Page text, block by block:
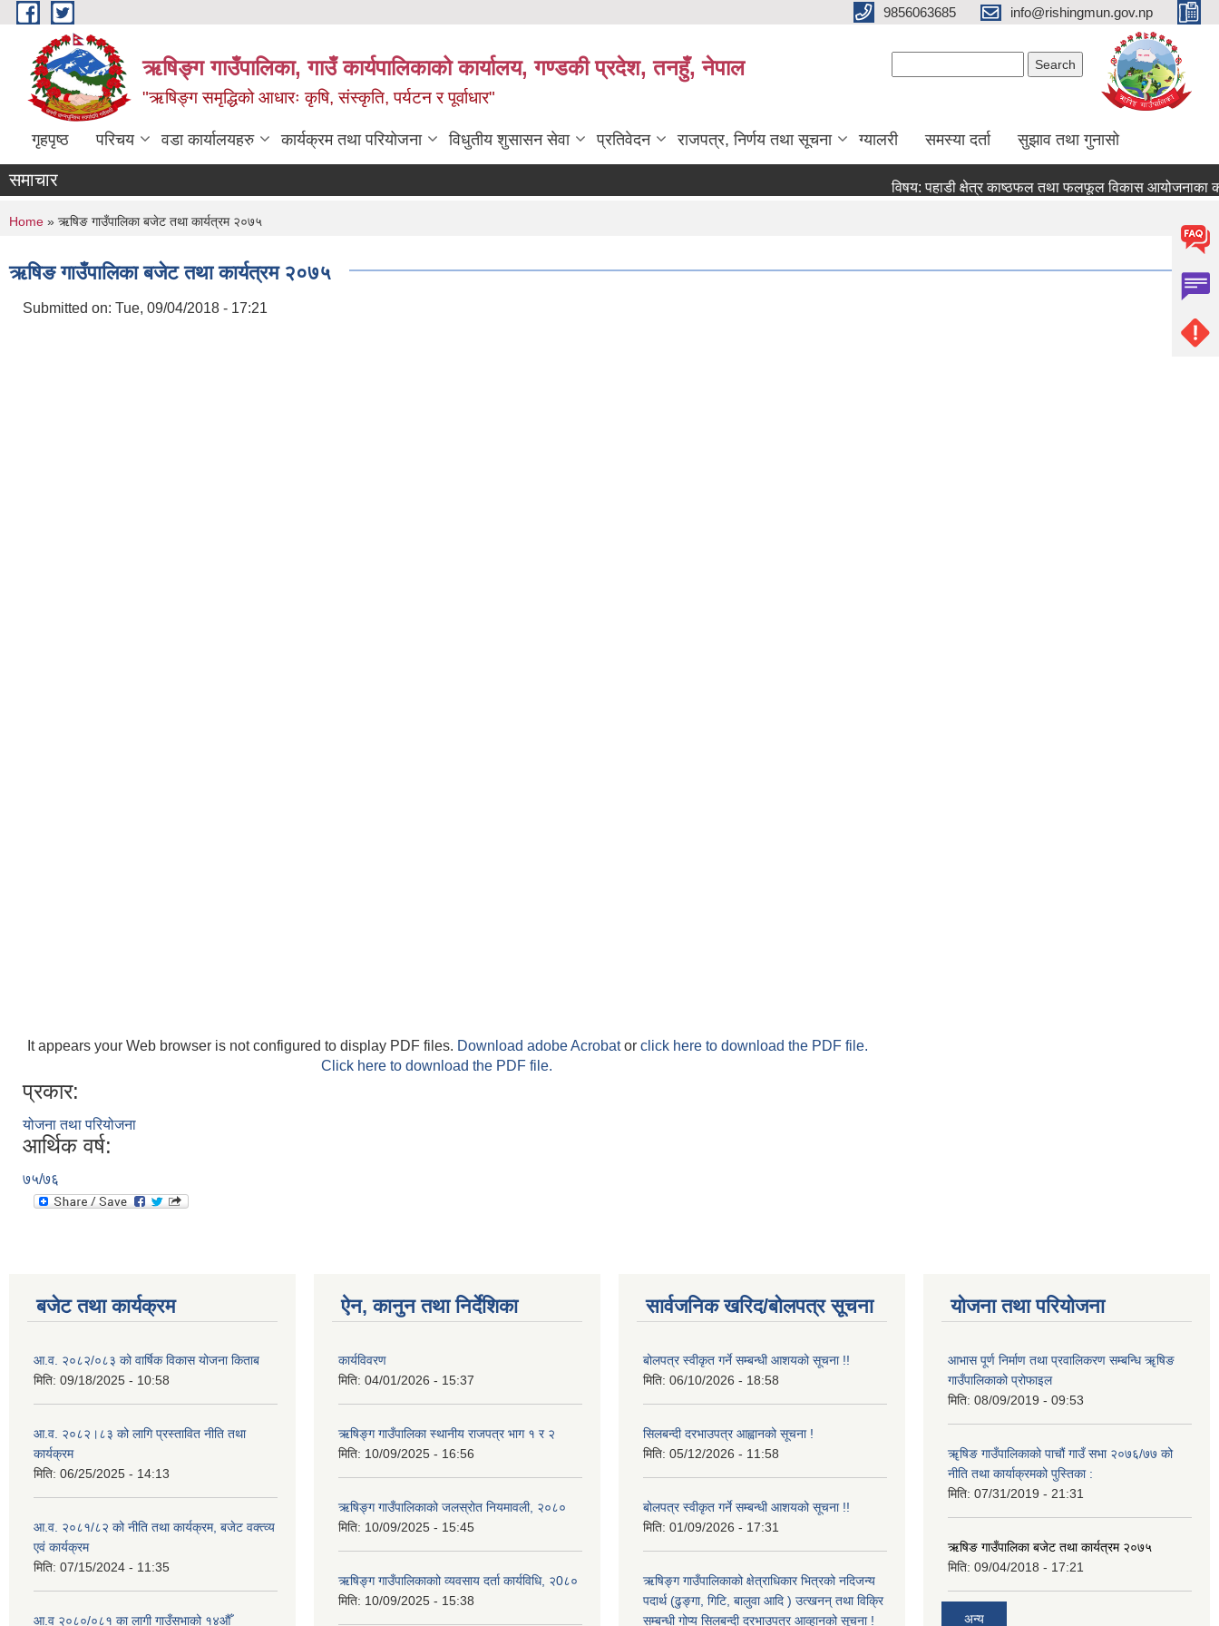
Skip to main content 9856063685 info@rishingmun.gov.np
ऋषिङ्ग गाउँपालिका, गाउँ कार्यपालिकाको कार्यालय, गण्डकी प्रदेश, तनहुँ, नेपाल
"ऋषिङ्ग समृद्धिको आधारः कृषि, संस्कृति, पर्यटन र पूर्वाधार"
गृहपृष्ठ परिचय वडा कार्यालयहरु कार्यक्रम तथा परियोजना विधुतीय शुसासन सेवा प्रतिवेदन राजपत्र, निर्णय तथा सूचना ग्यालरी समस्या दर्ता सुझाव तथा गुनासो
समाचार विषय: पहाडी क्षेत्र काष्ठफल तथा फलफूल विकास आयोजनाका
You are here
Home » ऋषिङ गाउँपालिका बजेट तथा कार्यत्रम २०७५
ऋषिङ गाउँपालिका बजेट तथा कार्यत्रम २०७५
Submitted on: Tue, 09/04/2018 - 17:21
It appears your Web browser is not configured to display PDF files. Download adobe Acrobator click here to download the PDF file.
Click here to download the PDF file.
प्रकार:
योजना तथा परियोजना
आर्थिक वर्ष:
७५/७६
बजेट तथा कार्यक्रम
आ.व. २०८२/०८३ को वार्षिक विकास योजना किताब
मिति: 09/18/2025 - 10:58
आ.व. २०८२।८३ को लागि प्रस्तावित नीति तथा
कार्यक्रम
मिति: 06/25/2025 - 14:13
आ.व. २०८१/८२ को नीति तथा कार्यक्रम, बजेट वक्त्व्य
एवं कार्यक्रम
मिति: 07/15/2024 - 11:35
आ.व २०८०/०८१ का लागी गाउँसभाको १४औँ
ऐन, कानुन तथा निर्देशिका
कार्यविवरण
मिति: 04/01/2026 - 15:37
ऋषिङ्ग गाउँपालिका स्थानीय राजपत्र भाग १ र २
मिति: 10/09/2025 - 16:56
ऋषिङ्ग गाउँपालिकाको जलस्रोत नियमावली, २०८०
मिति: 10/09/2025 - 15:45
ऋषिङ्ग गाउँपालिकाकाो व्यवसाय दर्ता कार्यविधि, २0८०
मिति: 10/09/2025 - 15:38
सार्वजनिक खरिद/बोलपत्र सूचना
बोलपत्र स्वीकृत गर्ने सम्बन्धी आशयको सूचना !!
मिति: 06/10/2026 - 18:58
सिलबन्दी दरभाउपत्र आह्वानको सूचना !
मिति: 05/12/2026 - 11:58
बोलपत्र स्वीकृत गर्ने सम्बन्धी आशयको सूचना !!
मिति: 01/09/2026 - 17:31
ऋषिङ्ग गाउँपालिकाको क्षेत्राधिकार भित्रको नदिजन्य
पदार्थ (ढुङ्गा, गिटि, बालुवा आदि ) उत्खनन् तथा विक्रि
सम्बन्धी गोप्य सिलबन्दी दरभाउपत्र आव्हानको सूचना !
योजना तथा परियोजना
आभास पूर्ण निर्माण तथा प्रवालिकरण सम्बन्धि ॠषिङ
गाउँपालिकाको प्रोफाइल
मिति: 08/09/2019 - 09:53
ॠषिङ गाउँपालिकाको पाचौं गाउँ सभा २०७६/७७ को
नीति तथा कार्याक्रमको पुस्तिका :
मिति: 07/31/2019 - 21:31
ऋषिङ गाउँपालिका बजेट तथा कार्यत्रम २०७५
मिति: 09/04/2018 - 17:21
अन्य